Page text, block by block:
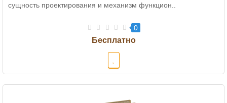
сущность проектирования и механизм функцион..
0